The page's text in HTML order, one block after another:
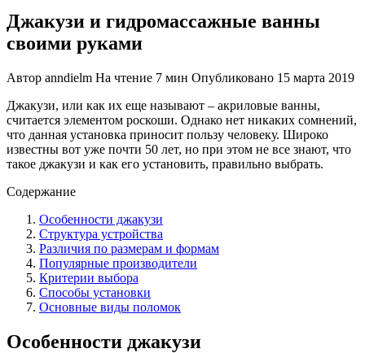
Джакузи и гидромассажные ванны
своими руками
Автор anndielm На чтение 7 мин Опубликовано 15 марта 2019
Джакузи, или как их еще называют – акриловые ванны,
считается элементом роскоши. Однако нет никаких сомнений,
что данная установка приносит пользу человеку. Широко
известны вот уже почти 50 лет, но при этом не все знают, что
такое джакузи и как его установить, правильно выбрать.
Содержание
Особенности джакузи
Структура устройства
Различия по размерам и формам
Популярные производители
Критерии выбора
Способы установки
Основные виды поломок
Особенности джакузи